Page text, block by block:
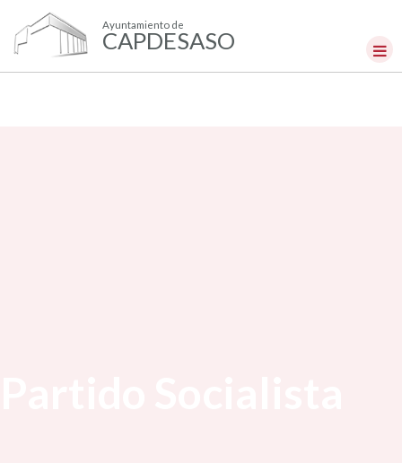
Ayuntamiento de
CAPDESASO